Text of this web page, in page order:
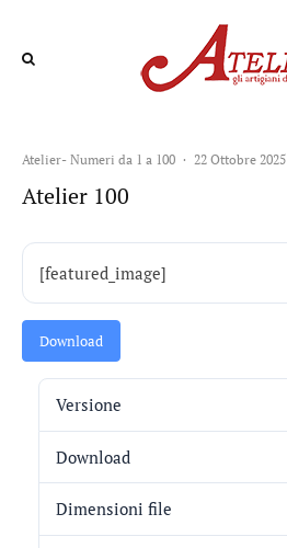
Atelier- Numeri da 1 a 100 · 22 Ottobre 2025
Atelier 100
[featured_image]
Download
Versione
Download
Dimensioni file